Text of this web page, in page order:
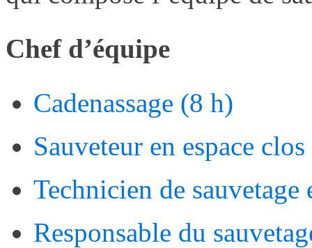
Chef d’équipe
Cadenassage (8 h)
Sauveteur en espace
Technicien de sauvetage
Responsable du